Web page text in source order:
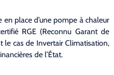
place d’une pompe à chaleur
RGE (Reconnu Garant de
le cas de Invertair Climatisation,
de l’État.